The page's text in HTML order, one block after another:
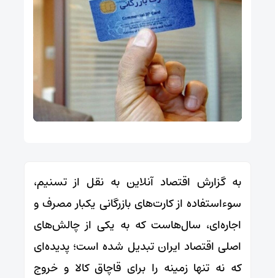
به گزارش اقتصاد آنلاین به نقل از تسنیم،
سوءاستفاده از کارت‌های بازرگانی یکبار مصرف و
اجاره‌ای، سال‌هاست که به یکی از چالش‌های
اصلی اقتصاد ایران تبدیل شده است؛ پدیده‌ای
که نه تنها زمینه را برای قاچاق کالا و خروج